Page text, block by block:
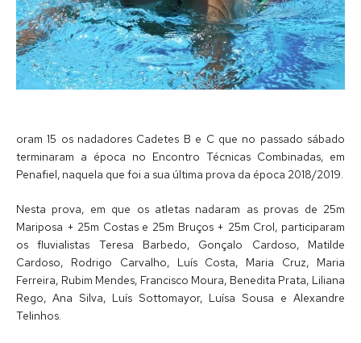
oram 15 os nadadores Cadetes B e C que no passado sábado
terminaram a época no Encontro Técnicas Combinadas, em
Penafiel, naquela que foi a sua última prova da época 2018/2019.
Nesta prova, em que os atletas nadaram as provas de 25m
Mariposa + 25m Costas e 25m Bruços + 25m Crol, participaram
os fluvialistas Teresa Barbedo, Gonçalo Cardoso, Matilde
Cardoso, Rodrigo Carvalho, Luís Costa, Maria Cruz, Maria
Ferreira, Rubim Mendes, Francisco Moura, Benedita Prata, Liliana
Rego, Ana Silva, Luís Sottomayor, Luísa Sousa e Alexandre
Telinhos.